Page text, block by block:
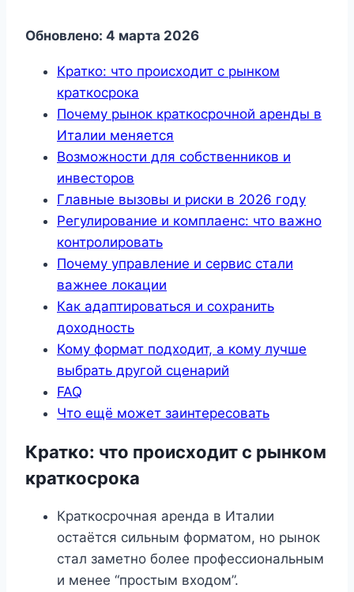
Обновлено: 4 марта 2026
Кратко: что происходит с рынком
краткосрока
Почему рынок краткосрочной аренды в
Италии меняется
Возможности для собственников и
инвесторов
Главные вызовы и риски в 2026 году
Регулирование и комплаенс: что важно
контролировать
Почему управление и сервис стали
важнее локации
Как адаптироваться и сохранить
доходность
Кому формат подходит, а кому лучше
выбрать другой сценарий
FAQ
Что ещё может заинтересовать
Кратко: что происходит с рынком
краткосрока
Краткосрочная аренда в Италии
остаётся сильным форматом, но рынок
стал заметно более профессиональным
и менее “простым входом”.